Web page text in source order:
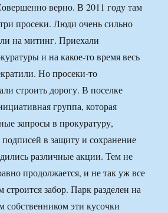
верно. В 2011 году там
просеки. Люди очень сильно
на митинг. Приехали
и на какое-то время весь
Но просеки-то
строить дорогу. В поселке
группа, которая
запросы в прокуратуру,
подписей в защиту и сохранение
различные акции. Тем не
продолжается, и не так уж все
забор. Парк разделен на
эти кусочки